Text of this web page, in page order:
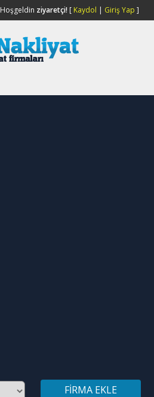
Hoşgeldin ziyaretçi![ Kaydol | Giriş Yap ]
FIRMA EKLE